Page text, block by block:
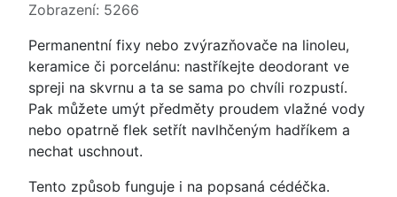
Zobrazení: 5266
Permanentní fixy nebo zvýrazňovače na linoleu,
keramice či porcelánu: nastříkejte deodorant ve
spreji na skvrnu a ta se sama po chvíli rozpustí.
Pak můžete umýt předměty proudem vlažné vody
nebo opatrně flek setřít navlhčeným hadříkem a
nechat uschnout.
Tento způsob funguje i na popsaná cédéčka.